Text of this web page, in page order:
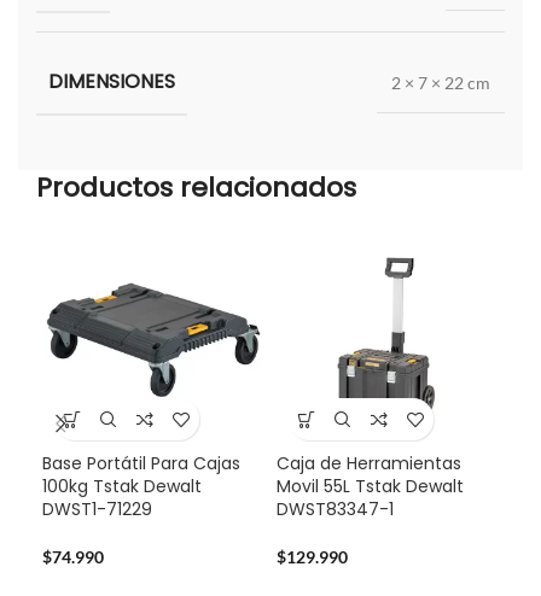
DIMENSIONES 2 × 7 × 22 cm
Productos relacionados
Base Portátil Para Cajas
100kg Tstak Dewalt
DWST1-71229
$74.990
Caja de Herramientas
Movil 55L Tstak Dewalt
DWST83347-1
$129.990